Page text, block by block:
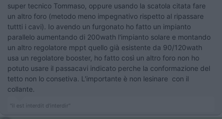
super tecnico Tommaso, oppure usando la scatola citata fare
un altro foro (metodo meno impegnativo rispetto al ripassare
tuttti i cavi). Io avendo un furgonato ho fatto un impianto
parallelo aumentando di 200wath l'impianto solare e montando
un altro regolatore mppt quello già esistente da 90/120wath
usa un regolatore booster, ho fatto così un altro foro non ho
potuto usare il passacavi indicato perche la conformazione del
tetto non lo consetiva. L'importante è non lesinare con il
collante.
"il est interdit d'interdir"